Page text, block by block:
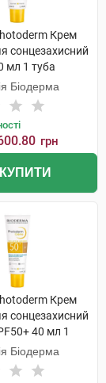
Крем
сонцезахисний
мл 1 туба
Біодерма
грн
Крем
сонцезахисний
40 мл 1
Біодерма